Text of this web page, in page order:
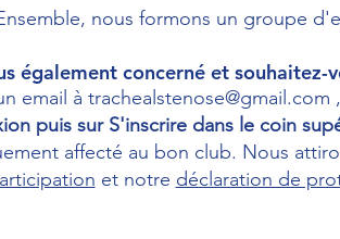
nous formons un groupe
également concerné et souhaitez-
email à trachealstenose@gmail.com
puis sur S'inscrire dans le coin
affecté au bon club. Nous
et notre déclaration de